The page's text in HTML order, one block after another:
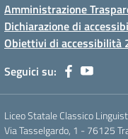
Amministrazione
Dichiarazione di
Obiettivi di accessibilità
Seguici su:
Liceo Statale Classico
Via Tasselgardo, 1 - 76125